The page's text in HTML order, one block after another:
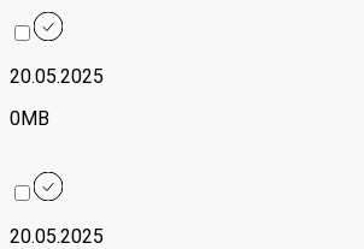
20.05.2025
0MB
20.05.2025